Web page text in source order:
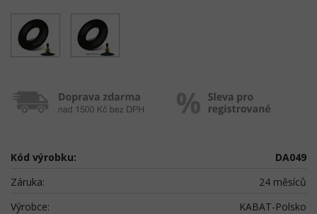
Kód výrobku:
DA049
Záruka:
24 měsíců
Výrobce:
KABAT-Polsko